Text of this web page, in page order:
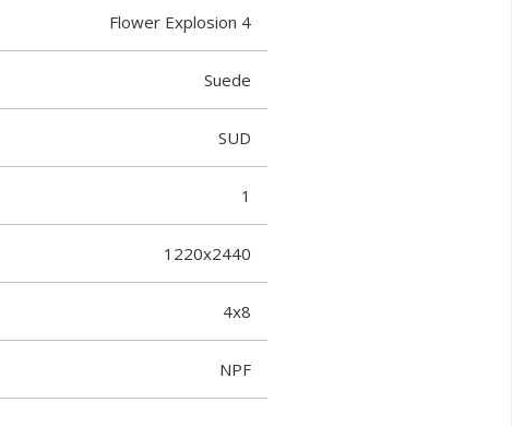
Flower Explosion 4
Suede
SUD
1
1220x2440
4x8
NPF